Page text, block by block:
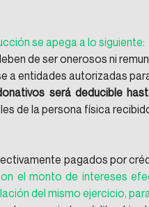
se apega a lo siguiente:
de ser onerosos ni
a entidades autorizadas
será deducible
de la persona física
pagados por
el monto de intereses
del mismo ejercicio,